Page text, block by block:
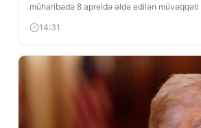
müharibədə 8 apreldə əldə edilən
14:31